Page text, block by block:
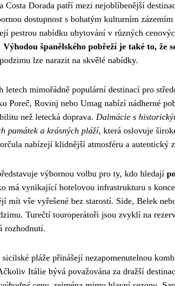
Costa Dorada patří mezi nejoblíbenější
dostupnost s bohatým kulturním
pestrou nabídku ubytování v různých
Výhodou španělského pobřeží je také to, že
lze narazit na skvělé nabídky.
letech mimořádně populární destinací pro
Poreč, Rovinj nebo Umag nabízí nádherné
než letecká doprava. Dalmácie s
památek a krásných pláží, která oslovuje
nabízejí klidnější atmosféru a autentický
výbornou volbu pro ty, kdo hledají
má vynikající hotelovou infrastrukturu s
mít vše vyřešené bez starostí. Side, Belek
Turečtí touroperátoři jsou zvyklí na
rozhodnutí.
pláže přinášejí nezapomenutelnou
Itálie bývá považována za dražší